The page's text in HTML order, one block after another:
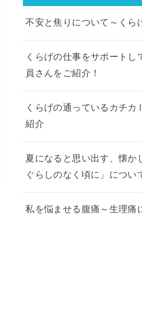
不安と焦りについて～くら
くらげの仕事をサポートし
員さんをご紹介！
くらげの通っているカチ
紹介
夏になると思い出す、懐か
ぐらしのなく頃に」につい
私を悩ませる腹痛～生理痛